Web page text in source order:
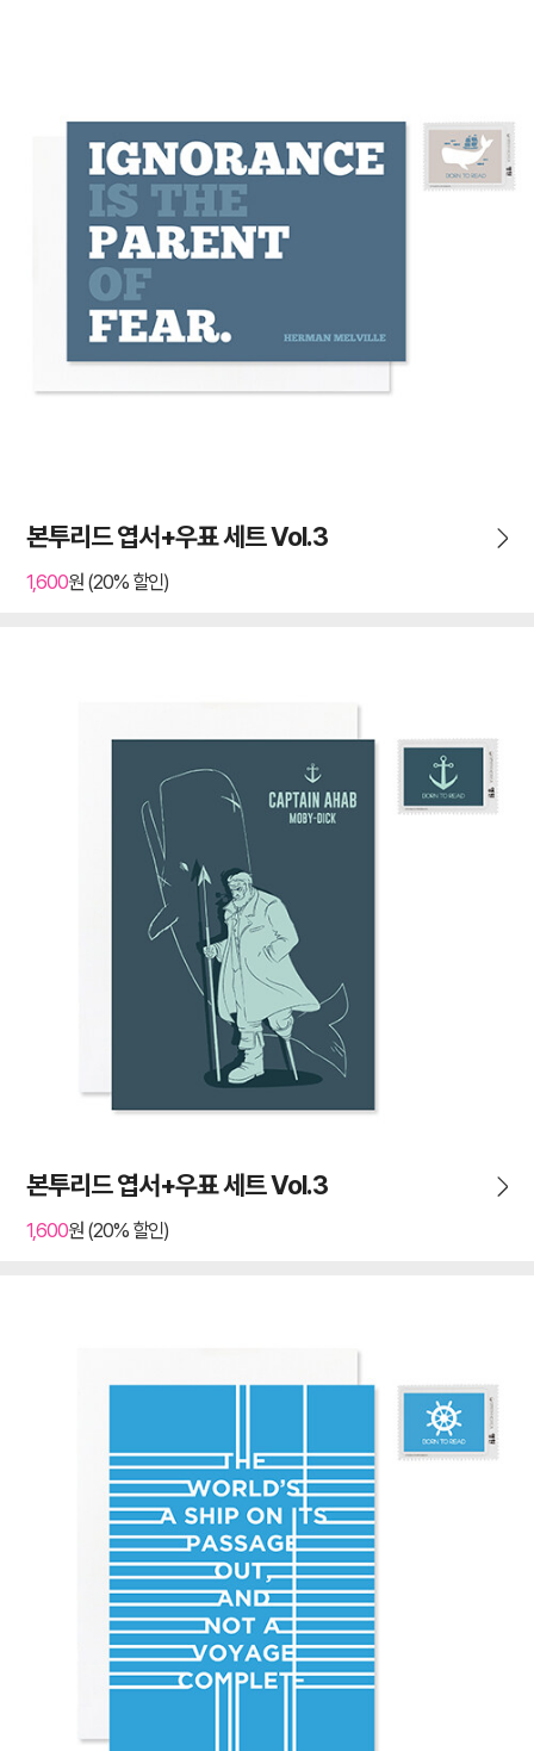
본투리드 엽서+우표 세트 Vol.3
1,600원 (20% 할인)
본투리드 엽서+우표 세트 Vol.3
1,600원 (20% 할인)